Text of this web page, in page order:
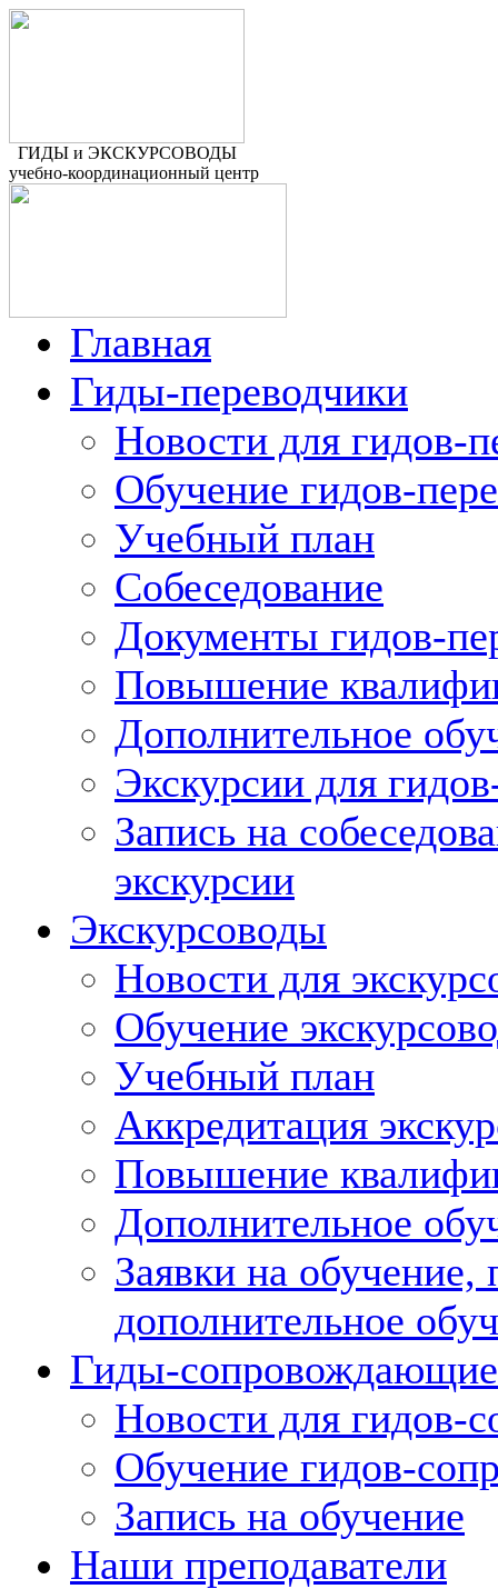
ГИДЫ и ЭКСКУРСОВОДЫ
учебно-координационный центр
Главная
Гиды-переводчики
Новости для гидов-
Обучение гидов-
Учебный план
Собеседование
Документы гидов-
Повышение
Дополнительное
Экскурсии для
Запись на
экскурсии
Экскурсоводы
Новости для
Обучение
Учебный план
Аккредитация
Повышение
Дополнительное
Заявки на
дополнительное
Гиды-сопровождающие
Новости для гидов-
Обучение гидов-
Запись на обучение
Наши преподаватели